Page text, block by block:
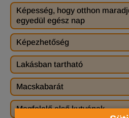
Képesség, hogy otthon
egyedül egész nap
Képezhetőség
Lakásban tartható
Macskabarát
Megfelelő első kutyának